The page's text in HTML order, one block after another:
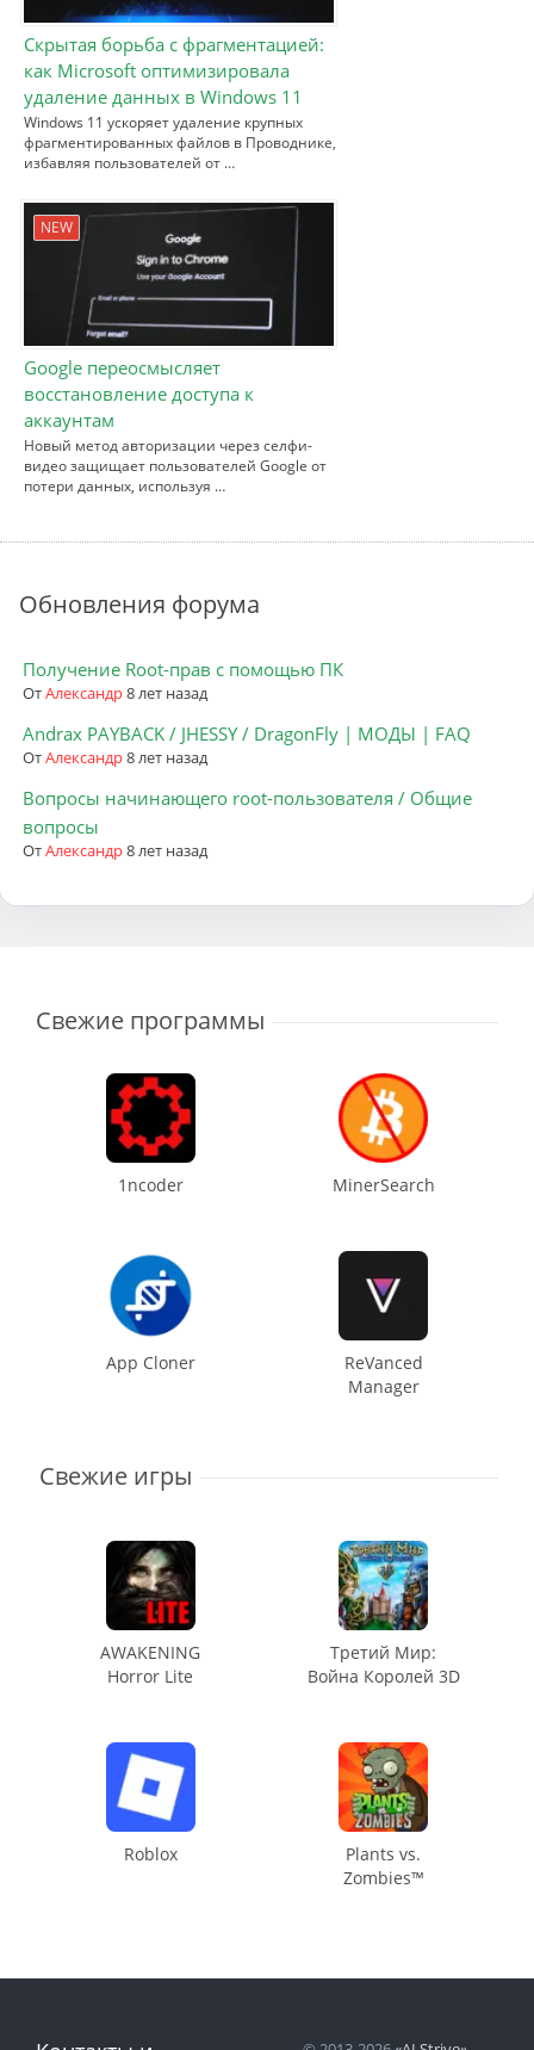
Скрытая борьба с фрагментацией:
как Microsoft оптимизировала
удаление данных в Windows 11
Windows 11 ускоряет удаление крупных
фрагментированных файлов в Проводнике,
избавляя пользователей от …
NEW
Google переосмысляет
восстановление доступа к
аккаунтам
Новый метод авторизации через селфи-
видео защищает пользователей Google от
потери данных, используя …
Обновления форума
Получение Root-прав с помощью ПК
ОтАлександр8 лет назад
Andrax PAYBACK / JHESSY / DragonFly | МОДЫ | FAQ
ОтАлександр8 лет назад
Вопросы начинающего root-пользователя / Общие
вопросы
ОтАлександр8 лет назад
Свежие программы
1ncoder MinerSearch
App Cloner
ReVanced
Manager
Свежие игры
AWAKENING
Horror Lite
Третий Мир:
Война Королей 3D
Roblox
Plants vs.
Zombies™